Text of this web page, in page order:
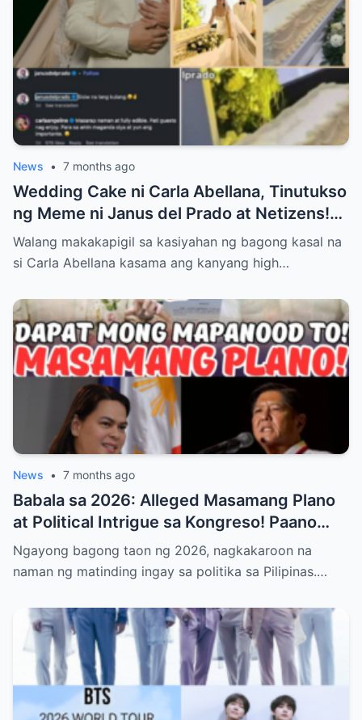
News • 7 months ago
Wedding Cake ni Carla Abellana, Tinutukso
ng Meme ni Janus del Prado at Netizens!
Paano Tinugon ng Bagong Kasal ang Hugis
‘Kabaong’ na Isyu at Bakit Sinasabing ‘Para
ng Dramatikong Reaksyon sa Social Media
Walang makakapigil sa kasiyahan ng bagong kasal na
si Carla Abellana kasama ang kanyang high…
News • 7 months ago
Babala sa 2026: Alleged Masamang Plano
at Political Intrigue sa Kongreso! Paano
Sinusubukang Patalsikin ang House
Speaker at Bakit Pinangangambahan ng
Duterte—Alamin ang Buong Detalye ng
Matinding Labanan sa Likod ng Kulungan at
Opisina ng Gobyerno
Ngayong bagong taon ng 2026, nagkakaroon na
naman ng matinding ingay sa politika sa Pilipinas.…